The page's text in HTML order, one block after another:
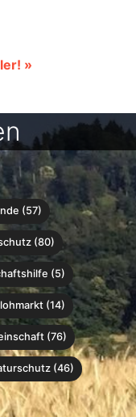
»
(57)
(80)
(5)
(14)
(76)
(46)